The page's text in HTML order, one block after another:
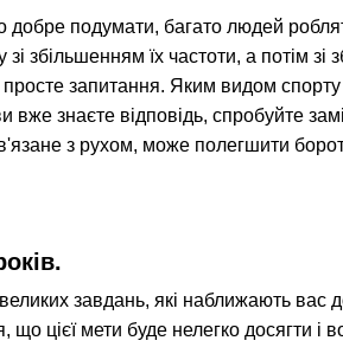
подумати, багато людей
збільшенням їх частоти, а потім
просте запитання. Яким видом
знаєте відповідь, спробуйте
з рухом, може полегшити
завдань, які наближають вас
цієї мети буде нелегко досягти і